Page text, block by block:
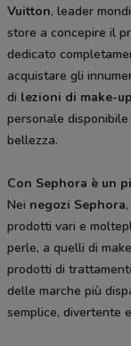
Vuitton, leader
store a concepire il
dedicato
acquistare gli
di lezioni di make-up
personale
bellezza.
Con Sephora è un
Nei negozi Sephora
prodotti vari e
perle, a quelli di
prodotti di
delle marche più
semplice, divertente